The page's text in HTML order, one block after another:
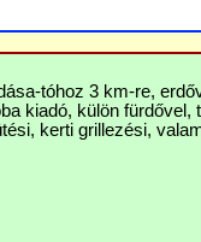
tóhoz 3 km-re,
kiadó, külön fürdővel,
kerti grillezési,